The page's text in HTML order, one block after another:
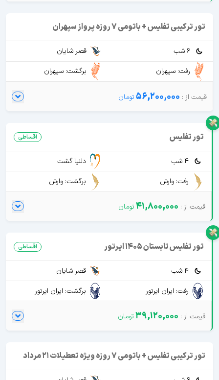
تور ترکیبی تفلیس + باتومی 7 روزه پرواز سپهران
6 شب
قصر شایان
رفت: سپهران
برگشت: سپهران
56,200,000
تور تفلیس اقساطی
4 شب
دلنیا گشت
رفت: وارش
برگشت: وارش
41,800,000
تور تفلیس تابستان 1405 ایرتور اقساطی
4 شب
قصر شایان
رفت: ایران ایرتور
برگشت: ایران ایرتور
39,120,000
تور ترکیبی تفلیس + باتومی 7 روزه ویژه تعطیلات 21 مرداد